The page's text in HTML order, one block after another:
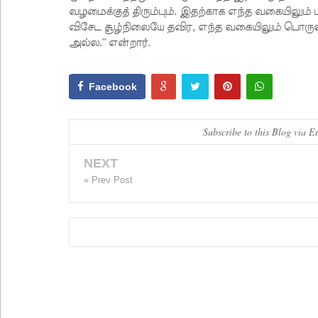
வழமைக்குத் திரும்பும். இதற்காக எந்த
விசேட சூழ்நிலையே தவிர, எந்த வகையிலும்
அல்ல." என்றார்.
Facebook
Subscribe to this Blog via
NEXT
« Prev Post